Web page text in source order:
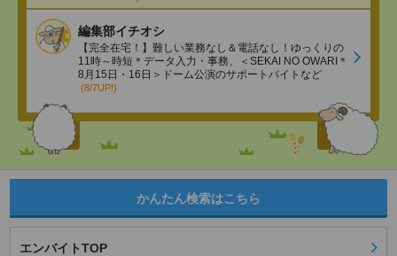
編集部イチオシ
【完全在宅！】難しい業務なし＆電話なし！ゆっくりの
11時～時短＊データ入力・事務、＜SEKAI NO OWARI＊
8月15日・16日＞ドーム公演のサポートバイトなど
(8/7UP!)
かんたん検索はこちら
エンバイトTOP